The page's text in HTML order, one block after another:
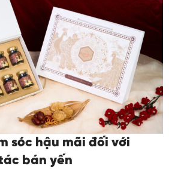
sóc hậu mãi đối với
bán yến